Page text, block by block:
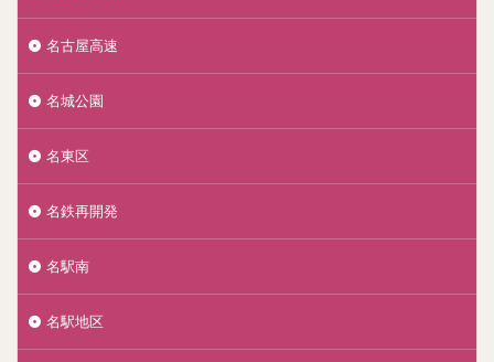
名古屋高速
名城公園
名東区
名鉄再開発
名駅南
名駅地区